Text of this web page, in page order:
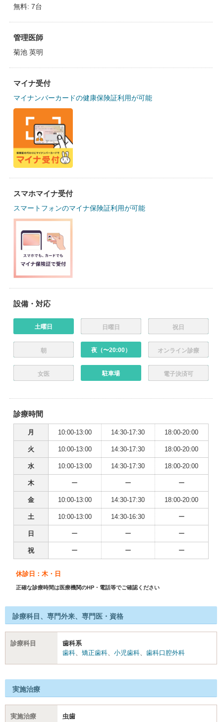
無料: 7台
管理医師
菊池 英明
マイナ受付
マイナンバーカードの健康保険証利用が可能
スマホマイナ受付
スマートフォンのマイナ保険証利用が可能
設備・対応
土曜日 日曜日 祝日
朝 夜（〜20:00） オンライン診療
女医 駐車場 電子決済可
診療時間
月 10:00-13:00 14:30-17:30 18:00-20:00
火 10:00-13:00 14:30-17:30 18:00-20:00
水 10:00-13:00 14:30-17:30 18:00-20:00
木 ー ー ー
金 10:00-13:00 14:30-17:30 18:00-20:00
土 10:00-13:00 14:30-16:30 ー
日 ー ー ー
祝 ー ー ー
休診日：木・日
正確な診療時間は医療機関のHP・電話等でご確認ください
診療科目、専門外来、専門医・資格
診療科目
歯科系
歯科
矯正歯科 小児歯科 歯科口腔外科
実施治療
実施治療
虫歯